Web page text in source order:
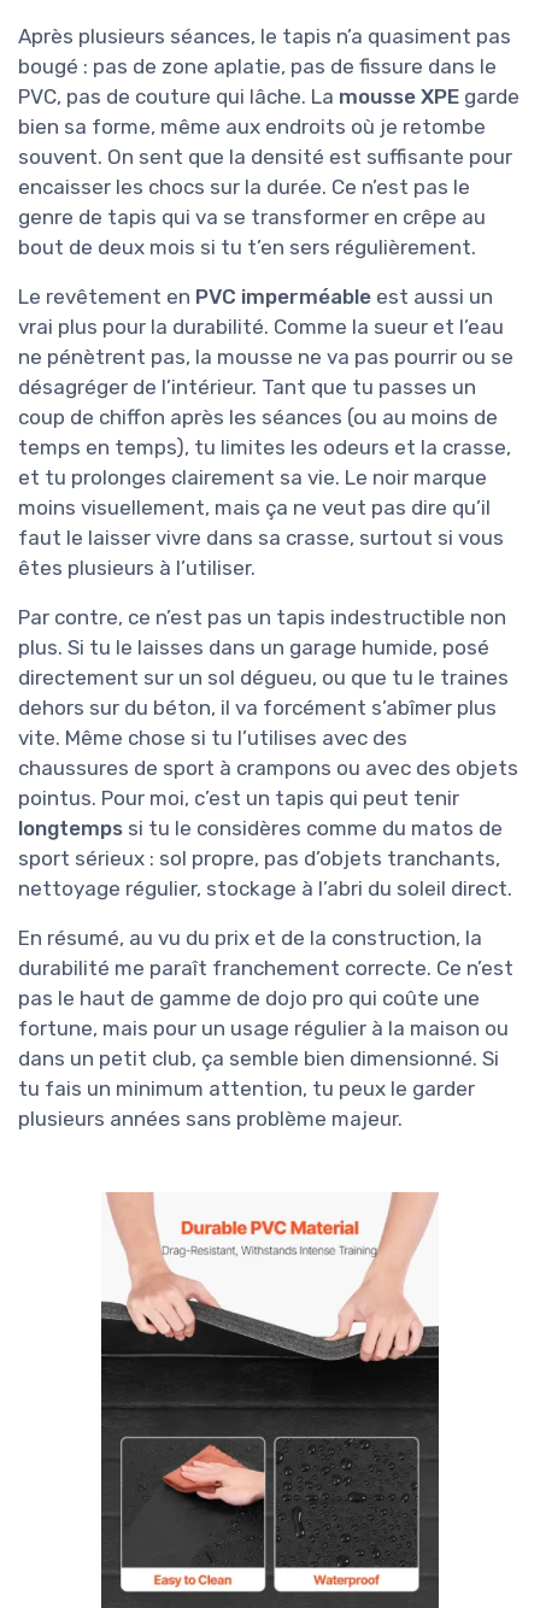
Après plusieurs séances, le tapis n’a quasiment pas
bougé : pas de zone aplatie, pas de fissure dans le
PVC, pas de couture qui lâche. La mousse XPE garde
bien sa forme, même aux endroits où je retombe
souvent. On sent que la densité est suffisante pour
encaisser les chocs sur la durée. Ce n’est pas le
genre de tapis qui va se transformer en crêpe au
bout de deux mois si tu t’en sers régulièrement.
Le revêtement en PVC imperméable est aussi un
vrai plus pour la durabilité. Comme la sueur et l’eau
ne pénètrent pas, la mousse ne va pas pourrir ou se
désagréger de l’intérieur. Tant que tu passes un
coup de chiffon après les séances (ou au moins de
temps en temps), tu limites les odeurs et la crasse,
et tu prolonges clairement sa vie. Le noir marque
moins visuellement, mais ça ne veut pas dire qu’il
faut le laisser vivre dans sa crasse, surtout si vous
êtes plusieurs à l’utiliser.
Par contre, ce n’est pas un tapis indestructible non
plus. Si tu le laisses dans un garage humide, posé
directement sur un sol dégueu, ou que tu le traines
dehors sur du béton, il va forcément s’abîmer plus
vite. Même chose si tu l’utilises avec des
chaussures de sport à crampons ou avec des objets
pointus. Pour moi, c’est un tapis qui peut tenir
longtemps si tu le considères comme du matos de
sport sérieux : sol propre, pas d’objets tranchants,
nettoyage régulier, stockage à l’abri du soleil direct.
En résumé, au vu du prix et de la construction, la
durabilité me paraît franchement correcte. Ce n’est
pas le haut de gamme de dojo pro qui coûte une
fortune, mais pour un usage régulier à la maison ou
dans un petit club, ça semble bien dimensionné. Si
tu fais un minimum attention, tu peux le garder
plusieurs années sans problème majeur.